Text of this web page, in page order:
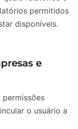
permitidos
disponíveis.
e
o usuário a